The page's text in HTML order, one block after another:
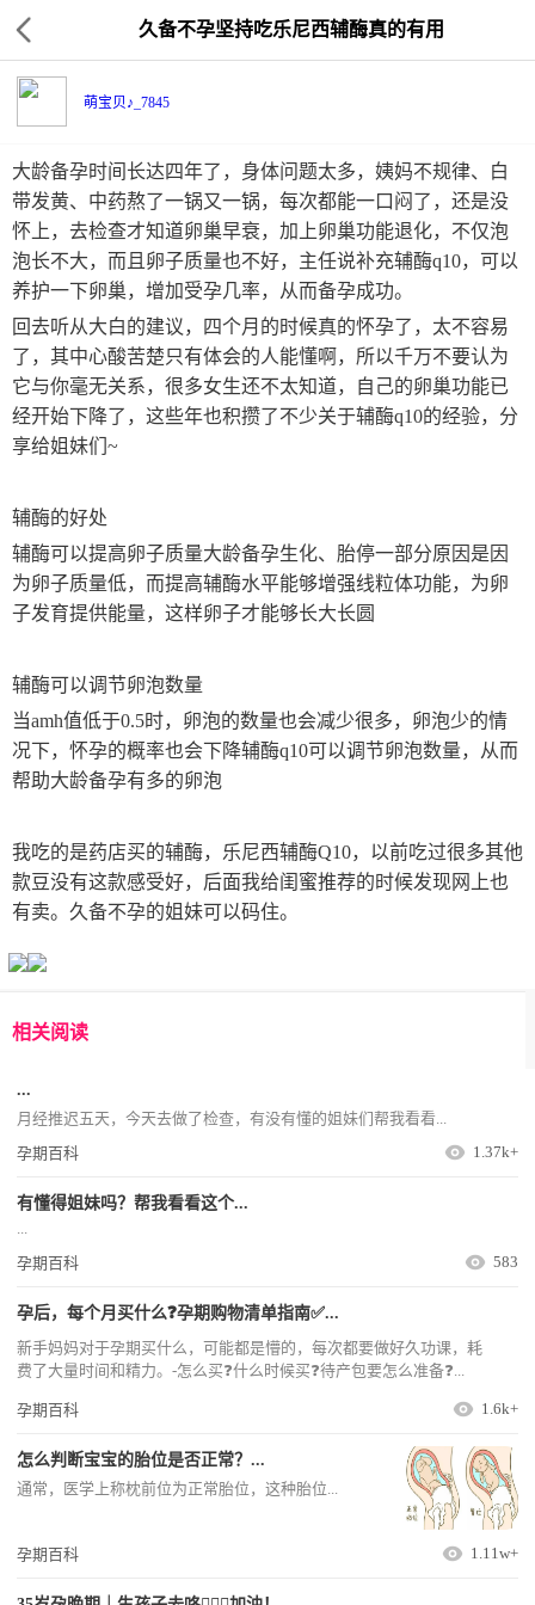
久备不孕坚持吃乐尼西辅酶真的有用
萌宝贝♪_7845
大龄备孕时间长达四年了，身体问题太多，姨妈不规律、白
带发黄、中药熬了一锅又一锅，每次都能一口闷了，还是没
怀上，去检查才知道卵巢早衰，加上卵巢功能退化，不仅泡
泡长不大，而且卵子质量也不好，主任说补充辅酶q10，可以
养护一下卵巢，增加受孕几率，从而备孕成功。
回去听从大白的建议，四个月的时候真的怀孕了，太不容易
了，其中心酸苦楚只有体会的人能懂啊，所以千万不要认为
它与你毫无关系，很多女生还不太知道，自己的卵巢功能已
经开始下降了，这些年也积攒了不少关于辅酶q10的经验，分
享给姐妹们~
辅酶的好处
辅酶可以提高卵子质量大龄备孕生化、胎停一部分原因是因
为卵子质量低，而提高辅酶水平能够增强线粒体功能，为卵
子发育提供能量，这样卵子才能够长大长圆
辅酶可以调节卵泡数量
当amh值低于0.5时，卵泡的数量也会减少很多，卵泡少的情
况下，怀孕的概率也会下降辅酶q10可以调节卵泡数量，从而
帮助大龄备孕有多的卵泡
我吃的是药店买的辅酶，乐尼西辅酶Q10，以前吃过很多其他
款豆没有这款感受好，后面我给闺蜜推荐的时候发现网上也
有卖。久备不孕的姐妹可以码住。
相关阅读
...
月经推迟五天，今天去做了检查，有没有懂的姐妹们帮我看看...
孕期百科
1.37k+
有懂得姐妹吗？帮我看看这个...
...
孕期百科
583
孕后，每个月买什么❓孕期购物清单指南✅...
新手妈妈对于孕期买什么，可能都是懵的，每次都要做好久功课，耗
费了大量时间和精力。-怎么买❓什么时候买❓待产包要怎么准备❓...
孕期百科 1.6k+
怎么判断宝宝的胎位是否正常？...
通常，医学上称枕前位为正常胎位，这种胎位...
孕期百科 1.11w+